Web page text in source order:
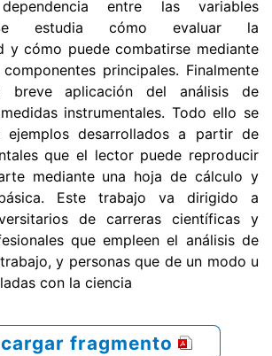
entre las variables
estudia cómo evaluar la
y cómo puede combatirse mediante
principales. Finalmente
breve aplicación del análisis de
instrumentales. Todo ello se
desarrollados a partir de
que el lector puede reproducir
mediante una hoja de cálculo y
Este trabajo va dirigido a
de carreras científicas y
que empleen el análisis de
y personas que de un modo u
con la ciencia
fragmento